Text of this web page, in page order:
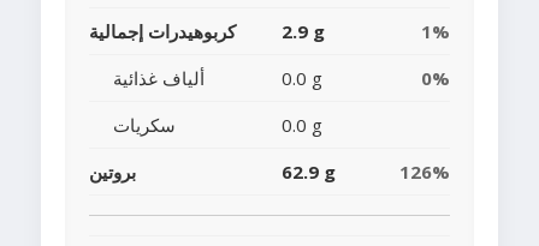
كربوهيدرات إجمالية
2.9 g
1%
ألياف غذائية
0.0 g
0%
سكريات
0.0 g
بروتين
62.9 g 126%